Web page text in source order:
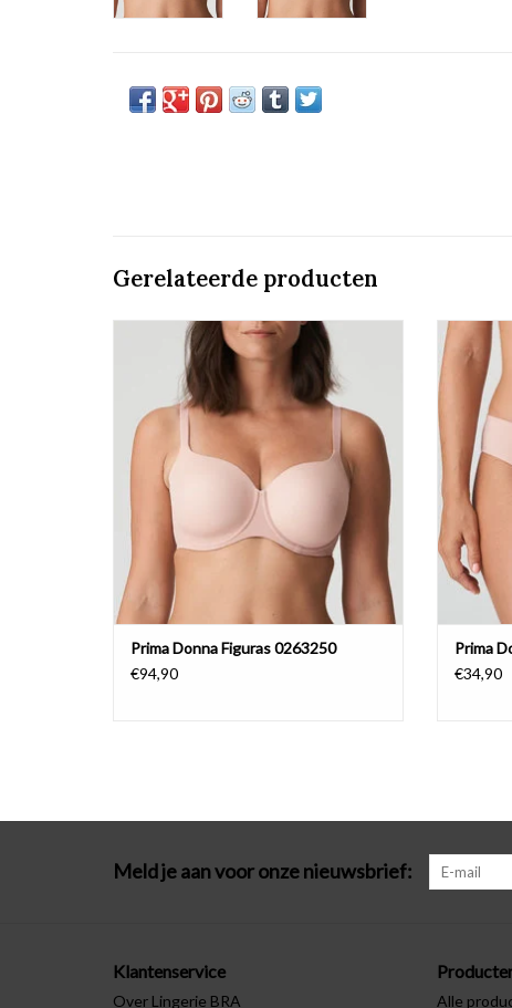
Gerelateerde producten
Mousse Bh Hartvorm
Prima Donna Figuras
TOEVOEGEN AAN WINKELWAGEN
Prima Donna Figuras 0263250
€94,90
Prima
€34,90
Meld je aan voor onze nieuwsbrief:
Klantenservice
Over Lingerie BRA Alle